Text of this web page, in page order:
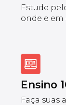
Estude
onde e em
Ensino
Faça suas